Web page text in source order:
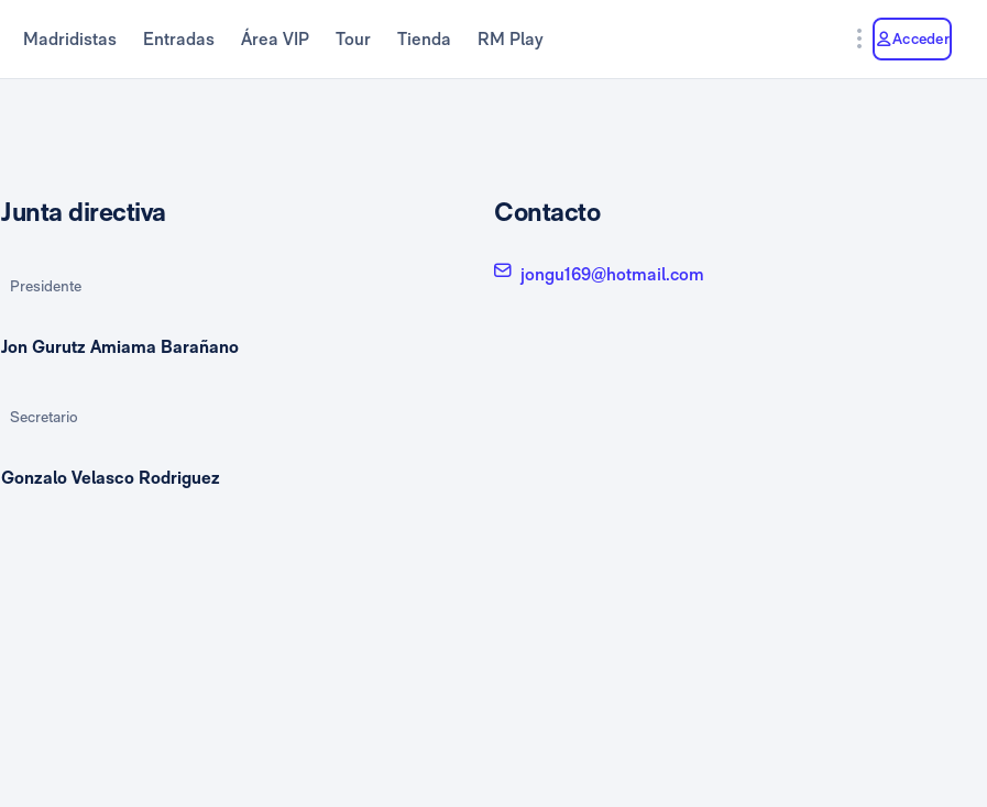
Madridistas Entradas Área VIP Tour Tienda RM Play Acceder
Junta directiva
Presidente
Jon Gurutz Amiama Barañano
Secretario
Gonzalo Velasco Rodriguez
Contacto
jongu169@hotmail.com